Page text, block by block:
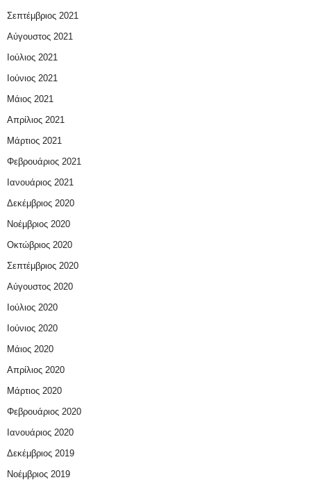
Σεπτέμβριος 2021
Αύγουστος 2021
Ιούλιος 2021
Ιούνιος 2021
Μάιος 2021
Απρίλιος 2021
Μάρτιος 2021
Φεβρουάριος 2021
Ιανουάριος 2021
Δεκέμβριος 2020
Νοέμβριος 2020
Οκτώβριος 2020
Σεπτέμβριος 2020
Αύγουστος 2020
Ιούλιος 2020
Ιούνιος 2020
Μάιος 2020
Απρίλιος 2020
Μάρτιος 2020
Φεβρουάριος 2020
Ιανουάριος 2020
Δεκέμβριος 2019
Νοέμβριος 2019